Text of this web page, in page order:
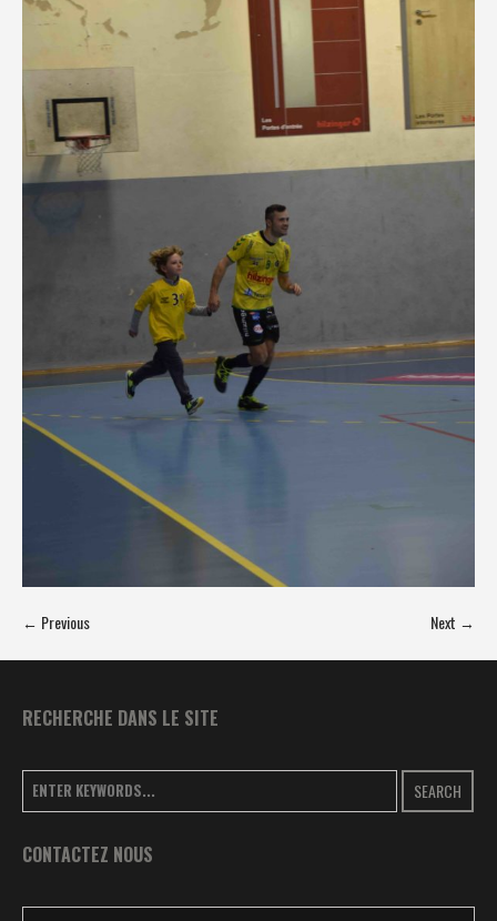
← Previous Next →
RECHERCHE DANS LE SITE
SEARCH
CONTACTEZ NOUS